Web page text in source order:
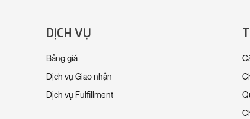
DỊCH VỤ
Bảng giá
Dịch vụ Giao nhận
Dịch vụ Fulfillment